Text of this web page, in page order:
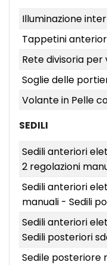
Illuminazione
Tappetini
Rete divisoria
Soglie delle
Volante in Pelle
SEDILI
Sedili anteriori
2 regolazioni
Sedili anteriori
manuali - Sedili
Sedili anteriori
Sedili posteriori
Sedile posteriore